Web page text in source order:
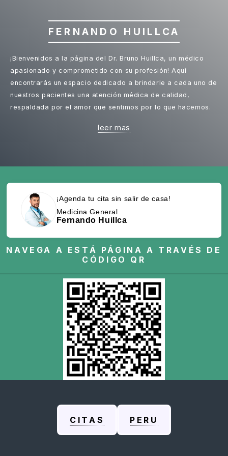
FERNANDO HUILLCA
¡Bienvenidos a la página del Dr. Bruno Huillca, un médico
apasionado y comprometido con su profesión! Aquí
encontrarás un espacio dedicado a brindarle a cada uno de
nuestros pacientes una atención médica de calidad,
respaldada por el amor que sentimos por lo que hacemos.
leer mas
¡Agenda tu cita sin salir de casa!
Medicina General
Fernando Huillca
NAVEGA A ESTÁ PÁGINA A TRAVÉS DE
CÓDIGO QR
CITAS PERU